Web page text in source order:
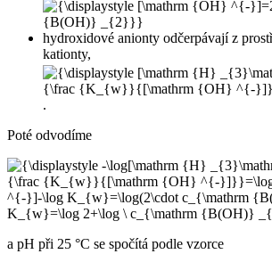
hydroxidové anionty odčerpávají z
kationty,
.
Poté odvodíme
a pH při 25 °C se spočítá podle vzorce